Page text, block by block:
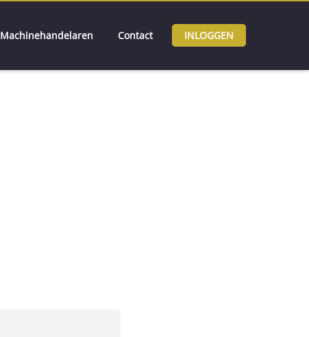
Machinehandelaren Contact INLOGGEN